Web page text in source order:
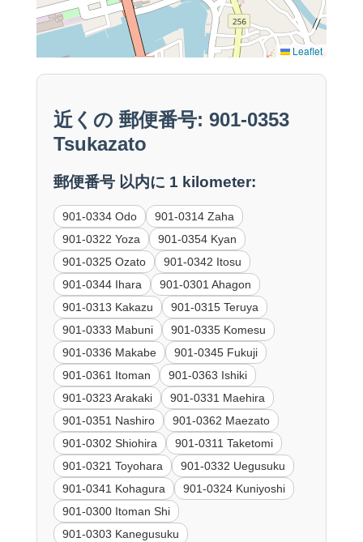
Leaflet
近くの 郵便番号: 901-0353
Tsukazato
郵便番号 以内に 1 kilometer:
901-0334 Odo
901-0314 Zaha
901-0322 Yoza
901-0354 Kyan
901-0325 Ozato
901-0342 Itosu
901-0344 Ihara
901-0301 Ahagon
901-0313 Kakazu
901-0315 Teruya
901-0333 Mabuni
901-0335 Komesu
901-0336 Makabe
901-0345 Fukuji
901-0361 Itoman
901-0363 Ishiki
901-0323 Arakaki
901-0331 Maehira
901-0351 Nashiro
901-0362 Maezato
901-0302 Shiohira
901-0311 Taketomi
901-0321 Toyohara
901-0332 Uegusuku
901-0341 Kohagura
901-0324 Kuniyoshi
901-0300 Itoman Shi
901-0303 Kanegusuku